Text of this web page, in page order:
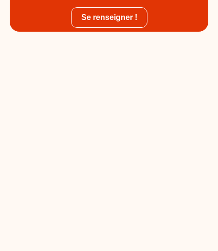
Se renseigner !